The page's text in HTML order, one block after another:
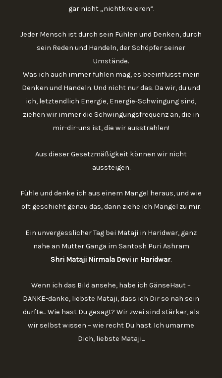
gar nicht „nichtkreieren“.
Jeder Mensch ist durch sein Fühlen und Denken, durch
sein Reden und Handeln, der Schöpfer seiner
Umstände.
Was ich auch immer fühlen mag, es beeinflusst mein
Denken und Handeln. Und nicht nur das. Da wir, du und
ich, letztendlich Energie, Energie-Schwingung sind,
ziehen wir immer die Schwingungsfrequenz an, die in
mir-dir-uns ist, die wir ausstrahlen!
Aus dieser Gesetzmäßigkeit können wir nicht
aussteigen.
Fühle und denke ich aus einem Mangel heraus, und wie
oft geschieht genau das, dann ziehe ich Mangel zu mir.
Ein unvergesslicher Tag bei Mataji in Haridwar, ganz
nahe an Mutter Ganga im Santosh Puri Ashram
Shri Mataji Nirmala Devi in Haridwar.
Wenn ich das Bild ansehe, habe ich GänseHaut –
DANKE-danke, liebste Mataji, dass ich Dir so nah sein
durfte... Wie hast Du gesagt? Wir zwei sind stärker, als
wir selbst wissen – wie recht Du hast. Ich umarme
Dich, liebste Mataji...